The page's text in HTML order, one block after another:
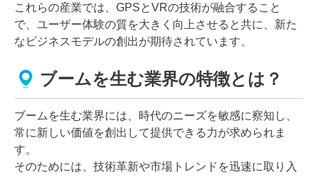
これらの産業では、GPSとVRの技術が融合すること
で、ユーザー体験の質を大きく向上させると共に、新た
なビジネスモデルの創出が期待されています。
ブームを生む業界の特徴とは？
ブームを生む業界には、時代のニーズを敏感に察知し、
常に新しい価値を創出して提供できる力が求められま
す。
そのためには、技術革新や市場トレンドを迅速に取り入